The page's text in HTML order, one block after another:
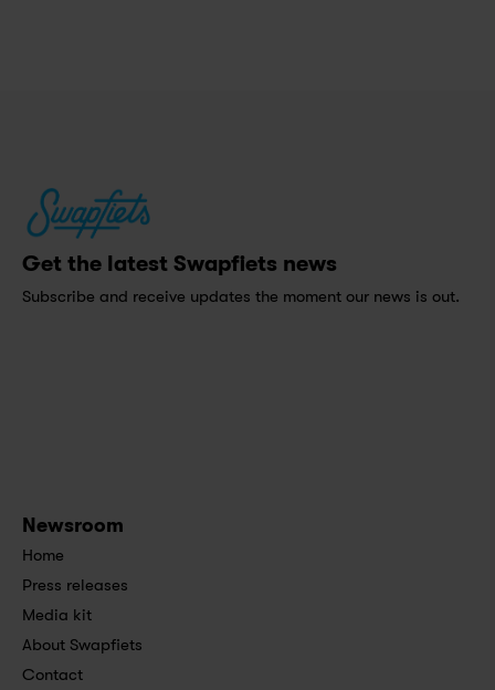
Get the latest Swapfiets news
Subscribe and receive updates the moment our news is out.
Newsroom
Home
Press releases
Media kit
About Swapfiets
Contact